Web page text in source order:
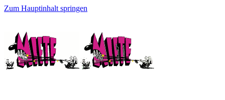
Zum Hauptinhalt springen